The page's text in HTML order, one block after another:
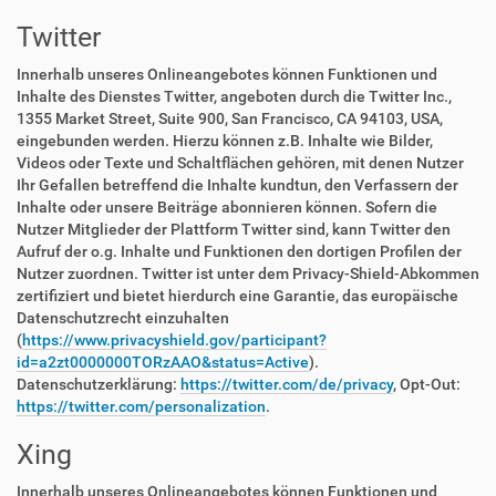
Twitter
Innerhalb unseres Onlineangebotes können Funktionen und
Inhalte des Dienstes Twitter, angeboten durch die Twitter Inc.,
1355 Market Street, Suite 900, San Francisco, CA 94103, USA,
eingebunden werden. Hierzu können z.B. Inhalte wie Bilder,
Videos oder Texte und Schaltflächen gehören, mit denen Nutzer
Ihr Gefallen betreffend die Inhalte kundtun, den Verfassern der
Inhalte oder unsere Beiträge abonnieren können. Sofern die
Nutzer Mitglieder der Plattform Twitter sind, kann Twitter den
Aufruf der o.g. Inhalte und Funktionen den dortigen Profilen der
Nutzer zuordnen. Twitter ist unter dem Privacy-Shield-Abkommen
zertifiziert und bietet hierdurch eine Garantie, das europäische
Datenschutzrecht einzuhalten
(https://www.privacyshield.gov/participant?
id=a2zt0000000TORzAAO&status=Active).
Datenschutzerklärung: https://twitter.com/de/privacy, Opt-Out:
https://twitter.com/personalization.
Xing
Innerhalb unseres Onlineangebotes können Funktionen und